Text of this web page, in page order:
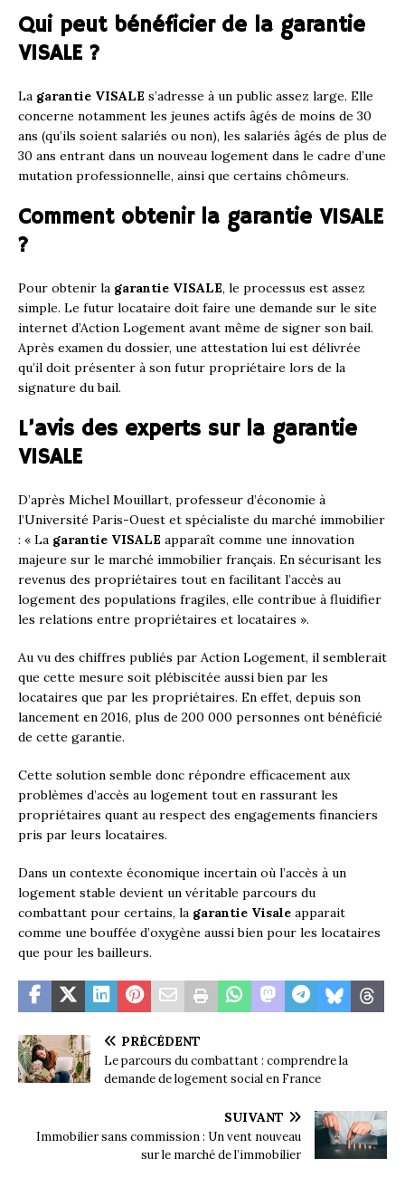
Qui peut bénéficier de la garantie
VISALE ?
La garantie VISALE s’adresse à un public assez large. Elle
concerne notamment les jeunes actifs âgés de moins de 30
ans (qu’ils soient salariés ou non), les salariés âgés de plus de
30 ans entrant dans un nouveau logement dans le cadre d’une
mutation professionnelle, ainsi que certains chômeurs.
Comment obtenir la garantie VISALE
?
Pour obtenir la garantie VISALE, le processus est assez
simple. Le futur locataire doit faire une demande sur le site
internet d’Action Logement avant même de signer son bail.
Après examen du dossier, une attestation lui est délivrée
qu’il doit présenter à son futur propriétaire lors de la
signature du bail.
L’avis des experts sur la garantie
VISALE
D’après Michel Mouillart, professeur d’économie à
l’Université Paris-Ouest et spécialiste du marché immobilier
: « La garantie VISALE apparaît comme une innovation
majeure sur le marché immobilier français. En sécurisant les
revenus des propriétaires tout en facilitant l’accès au
logement des populations fragiles, elle contribue à fluidifier
les relations entre propriétaires et locataires ».
Au vu des chiffres publiés par Action Logement, il semblerait
que cette mesure soit plébiscitée aussi bien par les
locataires que par les propriétaires. En effet, depuis son
lancement en 2016, plus de 200 000 personnes ont bénéficié
de cette garantie.
Cette solution semble donc répondre efficacement aux
problèmes d’accès au logement tout en rassurant les
propriétaires quant au respect des engagements financiers
pris par leurs locataires.
Dans un contexte économique incertain où l’accès à un
logement stable devient un véritable parcours du
combattant pour certains, la garantie Visale apparait
comme une bouffée d’oxygène aussi bien pour les locataires
que pour les bailleurs.
PRÉCÉDENT
Le parcours du combattant : comprendre la
demande de logement social en France
SUIVANT
Immobilier sans commission : Un vent nouveau
sur le marché de l’immobilier